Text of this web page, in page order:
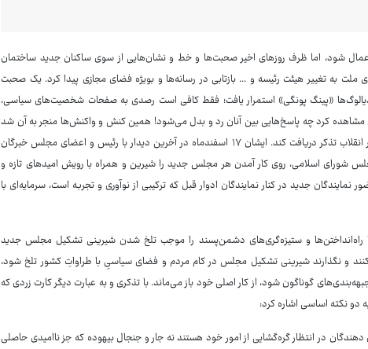
شود، اما ظرف روزهای اخیر صحبت‌ها و خط و نشان‌هایی از سوی ساکنان جدید ساختمان
به تغییر هیئت رئیسه و ... بازتابی در رسانه‌ها و بویژه فضای مجازی پیدا کرد. یک صحبت
«پینگ پونگی» استمرار یافت؛ فقط کافی است رصدی به صفحات شخصیت‌های سیاسی،
مشاهده کرد چه پاسخ‌هایی بین آنان رد و بدل می‌شود! همین کنش و واکنش‌ها منجر به آن شد
که مجلس دوازدهم قبل از آغاز به کار رسمی، از رهبر انقلاب تذکر دریافت کند. ایشان ۱۷ اسفندماه در آخرین دیدار با رئیس و اعضای مجلس خبرگان
شورای اسلامی، روی کار آمدن هر مجلس جدید را شیرین و همراه با رویش امیدهای تازه و
جدید در کنار نمایندگان ادوار قبل که ترکیبی از نوآوری و تجربه است، سرمایه‌ای با
راه‌انداختن‌ها و ستیزه‌گری‌های دشمن‌پسند را موجب تلخ شدن شیرینی تشکیل مجلس جدید
و نگذارند شیرینی تشکیل مجلس در کام مردم و فضای سیاسیِ با طراواتِ کشور تلخ شود،
گوناگون شود، از کار اصلی خود باز می‌ماند. با تذکری و به عبارت دیگر کارت زردی که
دو نکته اساسی اشاره کرد:
در انتظار گره‌گشایی از امور خود هستند نه جار و جنجال بیهوده که جز ناامیدی حاصلی